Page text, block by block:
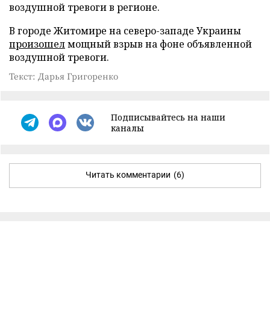
воздушной тревоги в регионе.
В городе Житомире на северо-западе Украины
произошелмощный взрыв на фоне объявленной
воздушной тревоги.
Текст: Дарья Григоренко
Подписывайтесь на наши
каналы
Читать комментарии (6)